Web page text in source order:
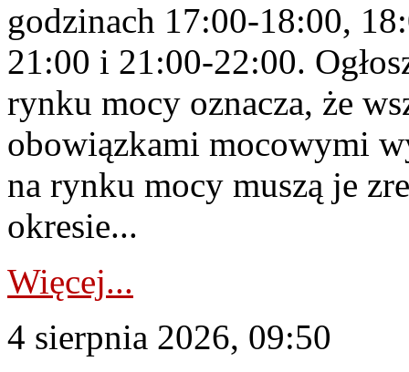
godzinach 17:00-18:00,
21:00 i 21:00-22:00.
rynku mocy oznacza, że
obowiązkami mocowymi
na rynku mocy muszą je
okresie...
Więcej...
4 sierpnia 2026, 09:50